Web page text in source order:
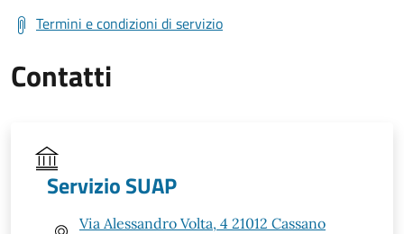
Termini e condizioni di servizio
Contatti
Servizio SUAP
Via Alessandro Volta, 4 21012 Cassano